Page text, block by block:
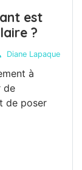
est
?
Diane Lapaque
à
de
de poser